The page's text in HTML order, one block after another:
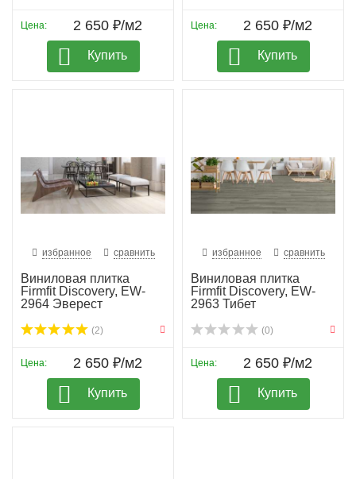
Цена: 2 650 ₽/м2
Купить
Цена: 2 650 ₽/м2
Купить
избранное сравнить
Виниловая плитка
Firmfit Discovery, EW-
2964 Эверест
(2)
Цена: 2 650 ₽/м2
Купить
избранное сравнить
Виниловая плитка
Firmfit Discovery, EW-
2963 Тибет
(0)
Цена: 2 650 ₽/м2
Купить